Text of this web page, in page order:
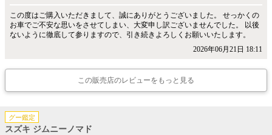
この度はご購入いただきまして、誠にありがとうございました。 せっかくの
お車でご不安な思いをさせてしまい、大変申し訳ございませんでした。 以後
ないように徹底して参りますので、引き続きよろしくお願いいたします。
2026年06月21日 18:11
この販売店のレビューをもっと見る
グー鑑定
スズキ ジムニーノマド